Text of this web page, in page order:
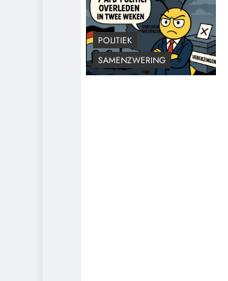
POLITIEK
SAMENZWERING